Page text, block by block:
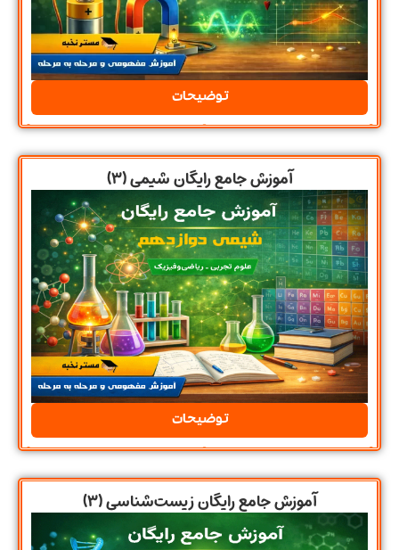
توضیحات
آموزش جامع رایگان شیمی (۳)
توضیحات
آموزش جامع رایگان زیست‌شناسی (۳)